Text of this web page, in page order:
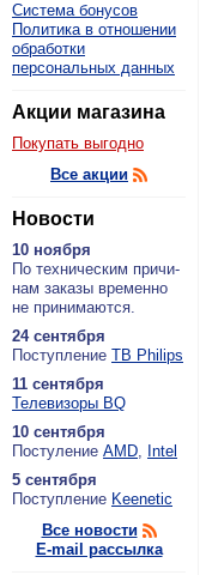
Система бонусов
Политика в отношении
обработки
персональных данных
Акции магазина
Покупать выгодно
Все акции
Новости
10 ноября
По тех­ни­че­ским при­чи­
нам за­ка­зы вре­мен­но
не при­ни­ма­ют­ся.
24 сентября
По­ступ­ле­ние ТВ Philips
11 сентября
Теле­ви­зо­ры BQ
10 сентября
По­сту­ле­ние AMD, Intel
5 сентября
По­ступ­ле­ние Keenetic
Все новости
E-mail рассылка